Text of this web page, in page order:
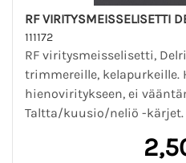
RF VIRITYSMEISSELISETTI
111172
RF viritysmeisselisetti,
trimmereille, kelapurkeille.
hienoviritykseen, ei
Taltta/kuusio/neliö -kärjet.